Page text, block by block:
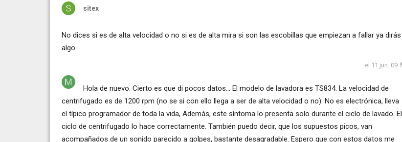
sitex
No dices si es de alta velocidad o no si es de alta mira si son las escobillas que empiezan a fallar ya dirás
algo
el 11 jun. 09
Hola de nuevo. Cierto es que di pocos datos... El modelo de lavadora es TS834. La velocidad de
centrifugado es de 1200 rpm (no se si con ello llega a ser de alta velocidad o no). No es electrónica, lleva
el típico programador de toda la vida, Además, este síntoma lo presenta solo durante el ciclo de lavado. El
ciclo de centrifugado lo hace correctamente. También puedo decir, que los supuestos picos, van
acompañados de un sonido parecido a golpes, bastante desagradable. Espero que con estos datos me